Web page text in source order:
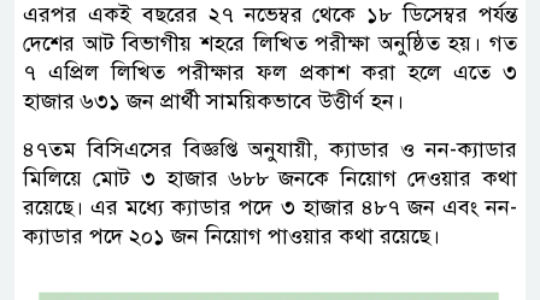
এরপর একই বছরের ২৭ নভেম্বর থেকে ১৮ ডিসেম্বর পর্যন্ত
দেশের আট বিভাগীয় শহরে লিখিত পরীক্ষা অনুষ্ঠিত হয়। গত
৭ এপ্রিল লিখিত পরীক্ষার ফল প্রকাশ করা হলে এতে ৩
হাজার ৬৩১ জন প্রার্থী সাময়িকভাবে উত্তীর্ণ হন।
৪৭তম বিসিএসের বিজ্ঞপ্তি অনুযায়ী, ক্যাডার ও নন-ক্যাডার
মিলিয়ে মোট ৩ হাজার ৬৮৮ জনকে নিয়োগ দেওয়ার কথা
রয়েছে। এর মধ্যে ক্যাডার পদে ৩ হাজার ৪৮৭ জন এবং নন-
ক্যাডার পদে ২০১ জন নিয়োগ পাওয়ার কথা রয়েছে।